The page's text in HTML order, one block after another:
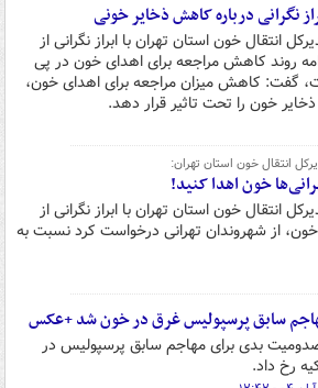
نگرانی درباره کاهش ذخایر خونی
انتقال خون استان تهران با ابراز نگرانی از
روند کاهش مراجعه برای اهدای خون در پی
گفت: کاهش میزان مراجعه برای اهدای خون،
خون را تحت تاثیر قرار دهد.
انتقال خون استان تهران:
خون اهدا کنید!
انتقال خون استان تهران با ابراز نگرانی از
از شهروندان تهرانی درخواست کرد نسبت به
سابق پرسپولیس غرق در خون شد +عکس
بدی برای مهاجم سابق پرسپولیس در
رخ داد.